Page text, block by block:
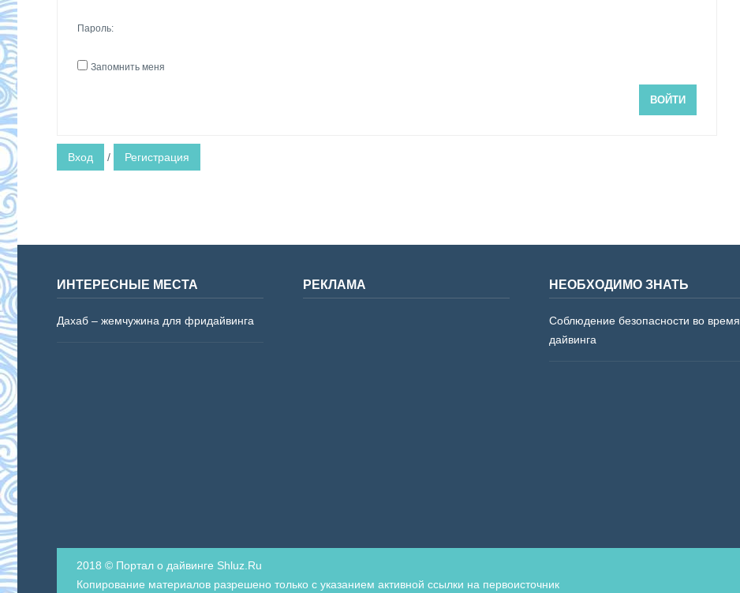
Пароль:
Запомнить меня
ВОЙТИ
Вход / Регистрация
ИНТЕРЕСНЫЕ МЕСТА
Дахаб – жемчужина для фридайвинга
РЕКЛАМА НЕОБХОДИМО ЗНАТЬ
Соблюдение безопасности во время
дайвинга
2018 © Портал о дайвинге Shluz.Ru
Копирование материалов разрешено только с указанием активной ссылки на первоисточник